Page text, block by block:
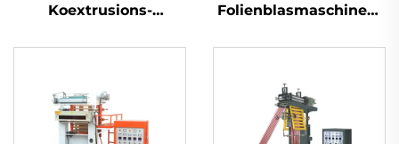
Koextrusions-
Folienblasmaschinen-